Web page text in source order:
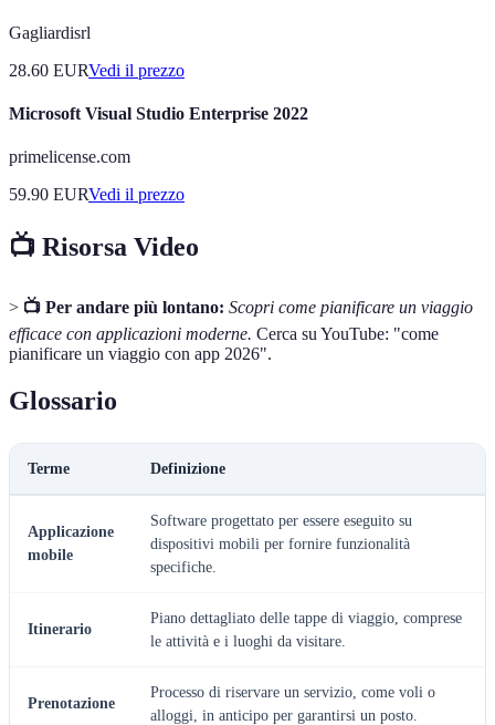
Gagliardisrl
28.60 EURVedi il prezzo
Microsoft Visual Studio Enterprise 2022
primelicense.com
59.90 EURVedi il prezzo
📺 Risorsa Video
> 📺 Per andare più lontano: Scopri come pianificare un viaggio
efficace con applicazioni moderne. Cerca su YouTube: "come
pianificare un viaggio con app 2026".
Glossario
Terme Definizione
Applicazione
mobile
Software progettato per essere eseguito su
dispositivi mobili per fornire funzionalità
specifiche.
Itinerario
Piano dettagliato delle tappe di viaggio, comprese
le attività e i luoghi da visitare.
Prenotazione
Processo di riservare un servizio, come voli o
alloggi, in anticipo per garantirsi un posto.